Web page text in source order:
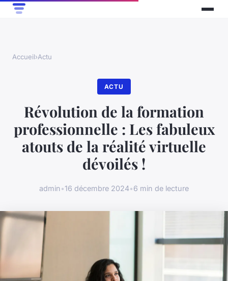
Accueil›Actu
ACTU
Révolution de la formation
professionnelle : Les fabuleux
atouts de la réalité virtuelle
dévoilés !
admin•16 décembre 2024•6 min de lecture